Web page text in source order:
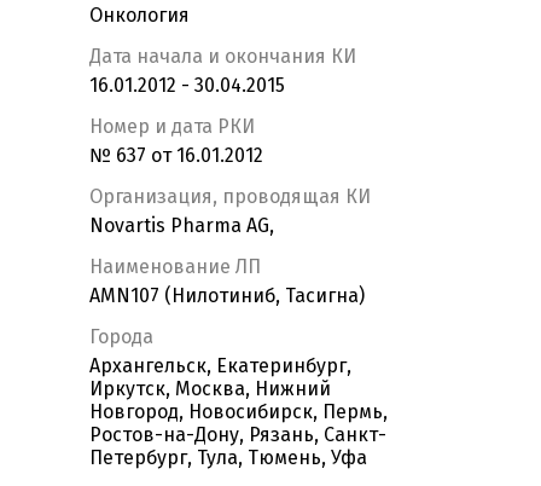
Онкология
Дата начала и окончания КИ
16.01.2012 - 30.04.2015
Номер и дата РКИ
№ 637 от 16.01.2012
Организация, проводящая КИ
Novartis Pharma AG,
Наименование ЛП
AMN107 (Нилотиниб, Тасигна)
Города
Архангельск, Екатеринбург,
Иркутск, Москва, Нижний
Новгород, Новосибирск, Пермь,
Ростов-на-Дону, Рязань, Санкт-
Петербург, Тула, Тюмень, Уфа